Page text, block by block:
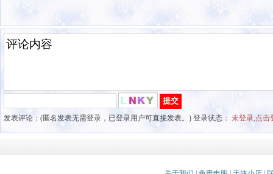
发表评论：(匿名发表无需登录，已登录用户可直接发表。) 登录状态： 未登录,点击